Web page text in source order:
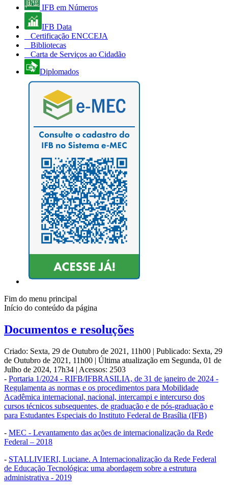
IFB em Números
IFB Data
Certificação ENCCEJA
Bibliotecas
Carta de Serviços ao Cidadão
Diplomados
Fim do menu principal
Início do conteúdo da página
Documentos e resoluções
Criado: Sexta, 29 de Outubro de 2021, 11h00 | Publicado: Sexta, 29
de Outubro de 2021, 11h00 | Última atualização em Segunda, 01 de
Julho de 2024, 17h34 | Acessos: 2503
- Portaria 1/2024 - RIFB/IFBRASILIA, de 31 de janeiro de 2024 -
Regulamenta as normas e os procedimentos para Mobilidade
Acadêmica internacional, nacional, intercampi e intercurso dos
cursos técnicos subsequentes, de graduação e de pós-graduação e
para Estudantes Especiais do Instituto Federal de Brasília (IFB)
- MEC - Levantamento das ações de internacionalização da Rede
Federal – 2018
- STALLIVIERI, Luciane. A Internacionalização da Rede Federal
de Educação Tecnológica: uma abordagem sobre a estrutura
administrativa - 2019